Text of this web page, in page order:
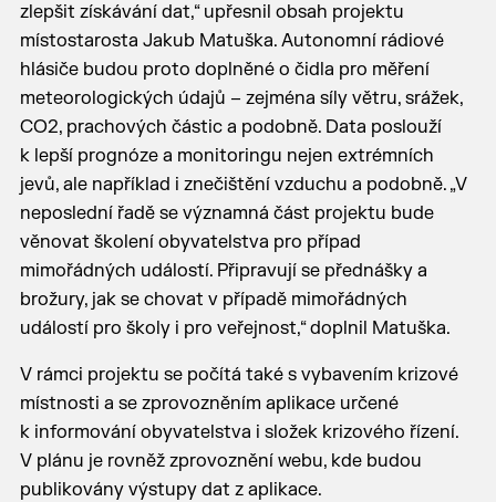
zlepšit získávání dat,“ upřesnil obsah projektu
místostarosta Jakub Matuška. Autonomní rádiové
hlásiče budou proto doplněné o čidla pro měření
meteorologických údajů – zejména síly větru, srážek,
CO2, prachových částic a podobně. Data poslouží
k lepší prognóze a monitoringu nejen extrémních
jevů, ale například i znečištění vzduchu a podobně. „V
neposlední řadě se významná část projektu bude
věnovat školení obyvatelstva pro případ
mimořádných událostí. Připravují se přednášky a
brožury, jak se chovat v případě mimořádných
událostí pro školy i pro veřejnost,“ doplnil Matuška.
V rámci projektu se počítá také s vybavením krizové
místnosti a se zprovozněním aplikace určené
k informování obyvatelstva i složek krizového řízení.
V plánu je rovněž zprovoznění webu, kde budou
publikovány výstupy dat z aplikace.